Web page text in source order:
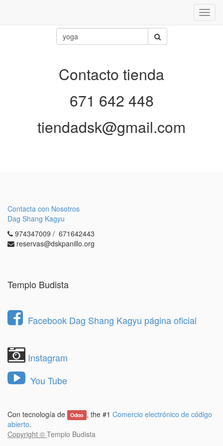
Contacto tienda
671 642 448
tiendadsk@gmail.com
Contacta con Nosotros
Dag Shang Kagyu
974347009 / 671642443
reservas@dskpanillo.org
Templo Budista
Facebook Dag Shang Kagyu página oficial
Instagram
You Tube
Con tecnología de Odoo , the #1 Comercio electrónico de código
abierto.
Copyright © Templo Budista